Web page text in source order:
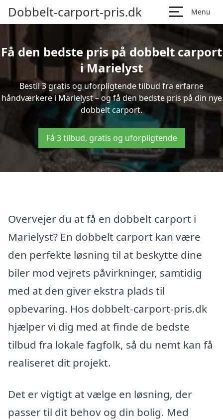
Dobbelt-carport-pris.dk Menu
Få den bedste pris på dobbelt carport
i Marielyst
Bestil 3 gratis og uforpligtende tilbud fra erfarne
håndværkere i Marielyst – og få den bedste pris på din nye
dobbelt carport.
Få 3 tilbud, gratis og uforpligtende
Overvejer du at få en dobbelt carport i
Marielyst? En dobbelt carport kan være
den perfekte løsning til at beskytte dine
biler mod vejrets påvirkninger, samtidig
med at den giver ekstra plads til
opbevaring. Hos dobbelt-carport-pris.dk
hjælper vi dig med at finde de bedste
tilbud fra lokale fagfolk, så du nemt kan få
realiseret dit projekt.
Det er vigtigt at vælge en løsning, der
passer til dit behov og din bolig. Med